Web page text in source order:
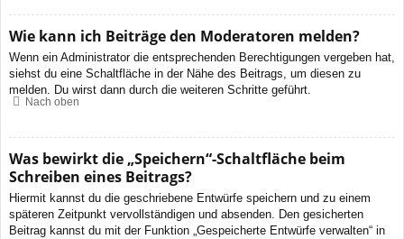
Wie kann ich Beiträge den Moderatoren melden?
Wenn ein Administrator die entsprechenden Berechtigungen vergeben hat,
siehst du eine Schaltfläche in der Nähe des Beitrags, um diesen zu
melden. Du wirst dann durch die weiteren Schritte geführt.
Nach oben
Was bewirkt die „Speichern“-Schaltfläche beim
Schreiben eines Beitrags?
Hiermit kannst du die geschriebene Entwürfe speichern und zu einem
späteren Zeitpunkt vervollständigen und absenden. Den gesicherten
Beitrag kannst du mit der Funktion „Gespeicherte Entwürfe verwalten“ in